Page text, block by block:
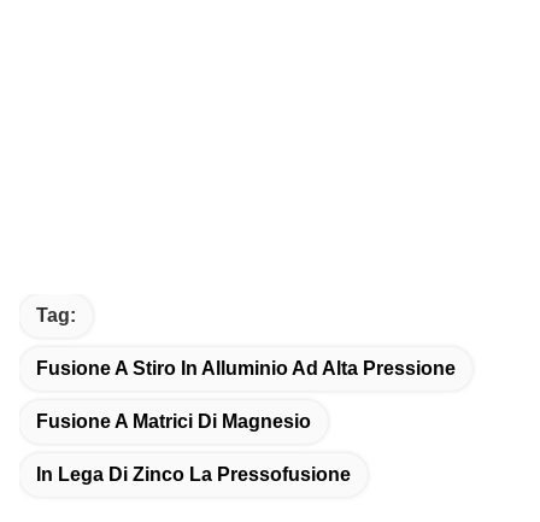
Tag:
Fusione A Stiro In Alluminio Ad Alta Pressione
Fusione A Matrici Di Magnesio
In Lega Di Zinco La Pressofusione